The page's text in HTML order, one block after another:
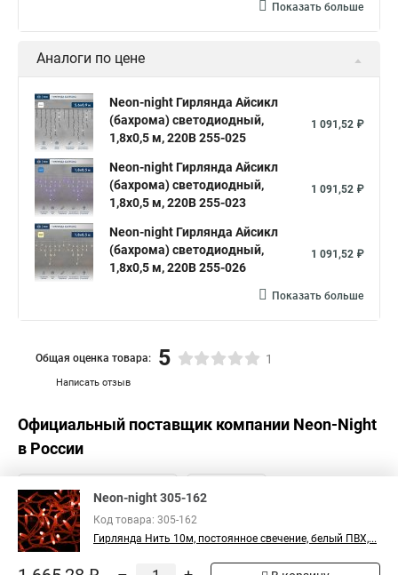
Показать больше
Аналоги по цене
Neon-night Гирлянда Айсикл
(бахрома) светодиодный,
1,8х0,5 м, 220В 255-025
1 091,52 ₽
Neon-night Гирлянда Айсикл
(бахрома) светодиодный,
1,8х0,5 м, 220В 255-023
1 091,52 ₽
Neon-night Гирлянда Айсикл
(бахрома) светодиодный,
1,8х0,5 м, 220В 255-026
1 091,52 ₽
Показать больше
Написать отзыв
Общая оценка товара: 5 1
Официальный поставщик компании Neon-Night
в России
Neon-night 305-162
Код товара: 305-162
Гирлянда Нить 10м, постоянное свечение, белый ПВХ,...